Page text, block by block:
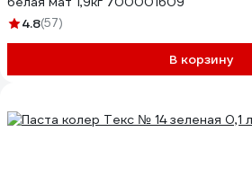
4.8(57)
В корзину